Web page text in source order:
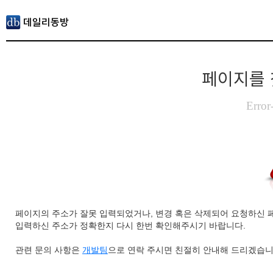
페이지를
페이지의 주소가 잘못 입력되었거나, 변경 혹은 삭제되어 요청하신
입력하신 주소가 정확한지 다시 한번 확인해주시기 바랍니다.
관련 문의 사항은 개발팀 으로 연락 주시면 친절히 안내해 드리겠습